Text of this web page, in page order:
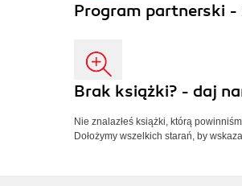
Program partnerski -
Brak książki? - daj
Nie znalazłeś książki, którą
Dołożymy wszelkich starań, by